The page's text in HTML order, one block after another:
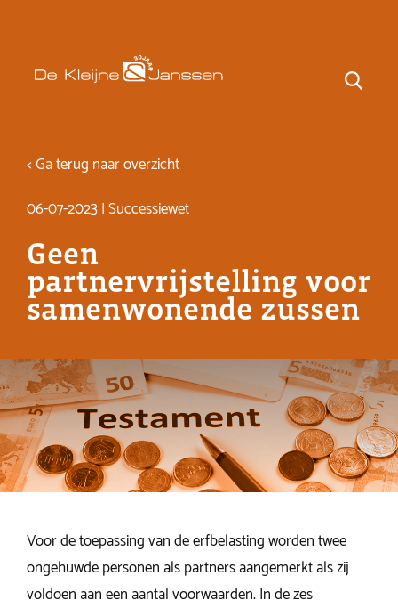
< Ga terug naar overzicht
06-07-2023 | Successiewet
Geen
partnervrijstelling voor
samenwonende zussen
Voor de toepassing van de erfbelasting worden twee
ongehuwde personen als partners aangemerkt als zij
voldoen aan een aantal voorwaarden. In de zes